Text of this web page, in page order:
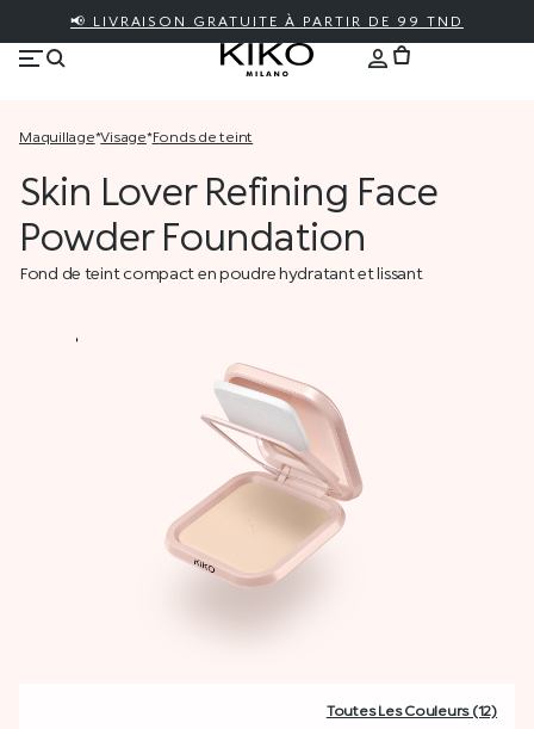
📢 LIVRAISON GRATUITE À PARTIR DE 99 TND
maquillage* visage* fonds de teint
Skin Lover Refining Face
Powder Foundation
Fond de teint compact en poudre hydratant et lissant
Toutes Les Couleurs (12)